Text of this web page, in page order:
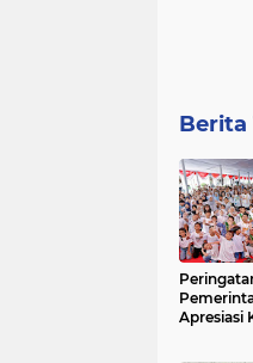
Berita
Apresiasi